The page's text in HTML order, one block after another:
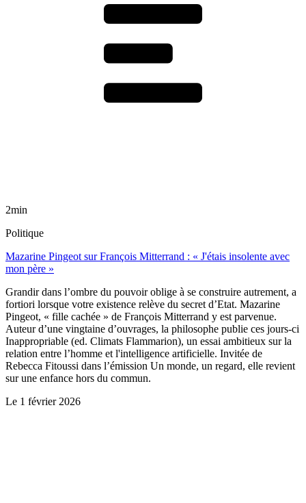
2min
Politique
Mazarine Pingeot sur François Mitterrand : « J'étais insolente avec
mon père »
Grandir dans l’ombre du pouvoir oblige à se construire autrement, a
fortiori lorsque votre existence relève du secret d’Etat. Mazarine
Pingeot, « fille cachée » de François Mitterrand y est parvenue.
Auteur d’une vingtaine d’ouvrages, la philosophe publie ces jours-ci
Inappropriable (ed. Climats Flammarion), un essai ambitieux sur la
relation entre l’homme et l'intelligence artificielle. Invitée de
Rebecca Fitoussi dans l’émission Un monde, un regard, elle revient
sur une enfance hors du commun.
Le 1 février 2026